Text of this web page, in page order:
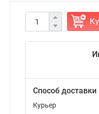
Способ доставки
Курьер